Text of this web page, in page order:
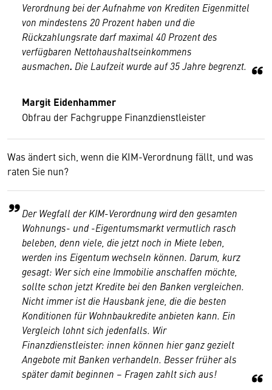
Verordnung bei der Aufnahme von Krediten Eigenmittel
von mindestens 20 Prozent haben und die
Rückzahlungsrate darf maximal 40 Prozent des
verfügbaren Nettohaushaltseinkommens
ausmachen. Die Laufzeit wurde auf 35 Jahre begrenzt.
Margit Eidenhammer
Obfrau der Fachgruppe Finanzdienstleister
Was ändert sich, wenn die KIM-Verordnung fällt, und was
raten Sie nun?
Der Wegfall der KIM-Verordnung wird den gesamten
Wohnungs- und -Eigentumsmarkt vermutlich rasch
beleben, denn viele, die jetzt noch in Miete leben,
werden ins Eigentum wechseln können. Darum, kurz
gesagt: Wer sich eine Immobilie anschaffen möchte,
sollte schon jetzt Kredite bei den Banken vergleichen.
Nicht immer ist die Hausbank jene, die die besten
Konditionen für Wohnbaukredite anbieten kann. Ein
Vergleich lohnt sich jedenfalls. Wir
Finanzdienstleister: innen können hier ganz gezielt
Angebote mit Banken verhandeln. Besser früher als
später damit beginnen – Fragen zahlt sich aus!